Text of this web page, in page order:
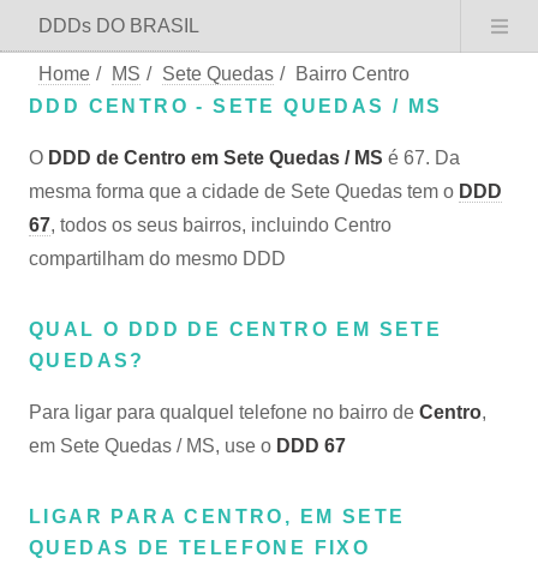
DDDs DO BRASIL
Home / MS / Sete Quedas /
Bairro Centro
DDD CENTRO - SETE QUEDAS / MS
O DDD de Centro em Sete Quedas / MS é 67. Da
mesma forma que a cidade de Sete Quedas tem o DDD
67, todos os seus bairros, incluindo Centro
compartilham do mesmo DDD
QUAL O DDD DE CENTRO EM SETE
QUEDAS?
Para ligar para qualquel telefone no bairro de Centro,
em Sete Quedas / MS, use o DDD 67
LIGAR PARA CENTRO, EM SETE
QUEDAS DE TELEFONE FIXO